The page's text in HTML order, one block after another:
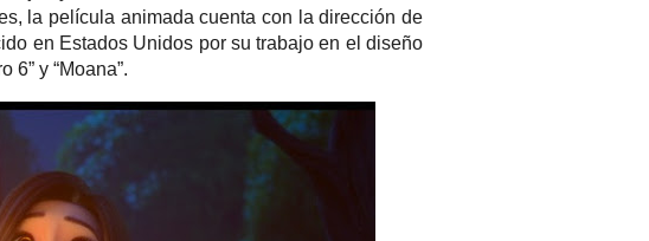
la película animada cuenta con la dirección de
en Estados Unidos por su trabajo en el diseño
6” y “Moana”.